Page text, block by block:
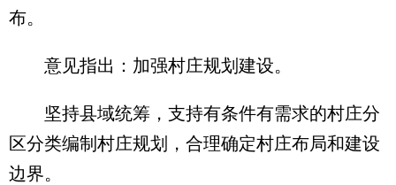
布。
意见指出：加强村庄规划建设。
坚持县域统筹，支持有条件有需求的村庄分
区分类编制村庄规划，合理确定村庄布局和建设
边界。